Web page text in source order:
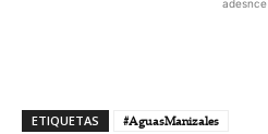
adesnce
ETIQUETAS #AguasManizales